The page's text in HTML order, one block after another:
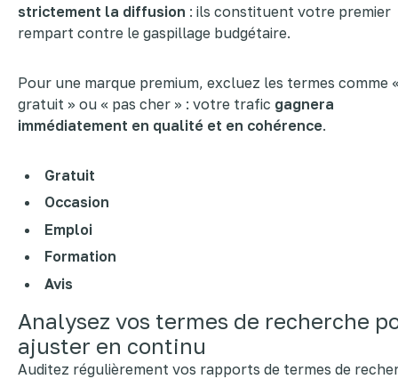
strictement la diffusion : ils constituent votre premier
rempart contre le gaspillage budgétaire.
Pour une marque premium, excluez les termes comme
gratuit » ou « pas cher » : votre trafic gagnera
immédiatement en qualité et en cohérence.
Gratuit
Occasion
Emploi
Formation
Avis
Analysez vos termes de recherche
ajuster en continu
Auditez régulièrement vos rapports de termes de